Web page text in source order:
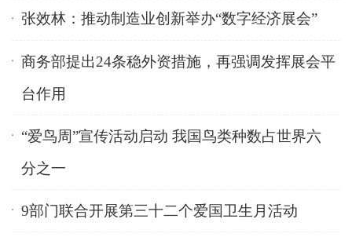
张效林：推动制造业创新举办“数字经济展会”
商务部提出24条稳外资措施，再强调发挥展会平
台作用
“爱鸟周”宣传活动启动 我国鸟类种数占世界六
分之一
9部门联合开展第三十二个爱国卫生月活动